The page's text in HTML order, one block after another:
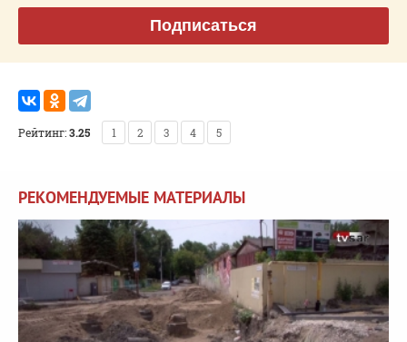
Подписаться
Рейтинг:3.25 1 2 3 4 5
РЕКОМЕНДУЕМЫЕ МАТЕРИАЛЫ